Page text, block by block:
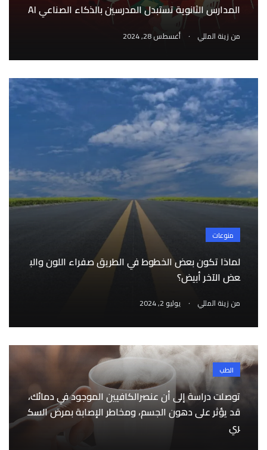
المدارس الثانوية تستبدل المدرسين بالذكاء الصناعي AI
من زينة المللي . أغسطس 28, 2024
منوعات
لماذا تكون بعض الخطوط في الطريق صفراء اللون والب
عض الآخر أبيض؟
من زينة المللي . يوليو 2, 2024
الطب
توصلت دراسة إلى أن عنصرالكافيين الموجود في دمائك،
قد يؤثر على دهون الجسم، ومخاطر الإصابة بمرض السك
ري